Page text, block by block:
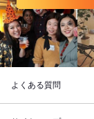
よくある質問